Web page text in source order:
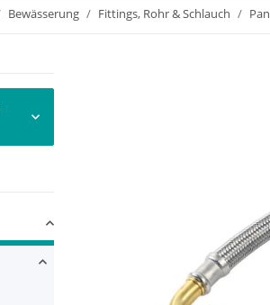
Bewässerung Fittings, Rohr & Schlauch